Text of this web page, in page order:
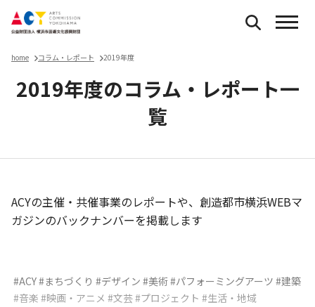
home コラム・レポート 2019年度
2019年度のコラム・レポート一
覧
ACYの主催・共催事業のレポートや、創造都市横浜WEBマ
ガジンのバックナンバーを掲載します
コラム・レポート
#ACY#まちづくり #デザイン #美術#パフォーミングアーツ #建築
#音楽 #映画・アニメ #文芸#プロジェクト #生活・地域